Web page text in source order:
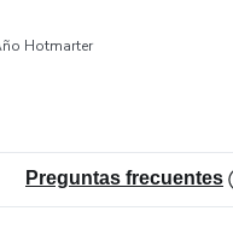
Hotmarter
Preguntas frecuentes